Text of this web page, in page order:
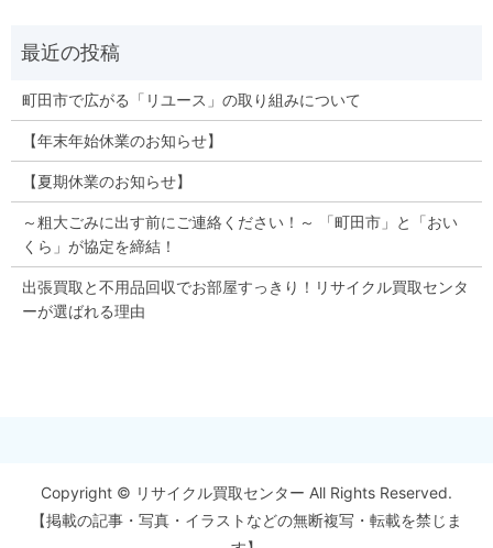
町田市で広がる「リユース」の取り組みについて
【年末年始休業のお知らせ】
【夏期休業のお知らせ】
～粗大ごみに出す前にご連絡ください！～ 「町田市」と「おい
くら」が協定を締結！
出張買取と不用品回収でお部屋すっきり！リサイクル買取センタ
ーが選ばれる理由
Copyright © リサイクル買取センター All Rights Reserved.
【掲載の記事・写真・イラストなどの無断複写・転載を禁じま